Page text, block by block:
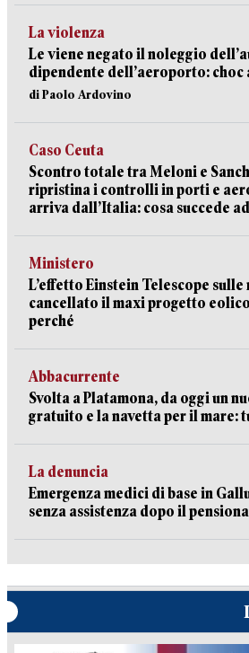
La violenza
Le viene negato il noleggio
dipendente dell’aeroporto: choc
di Paolo Ardovino
Caso Ceuta
Scontro totale tra Meloni e
ripristina i controlli in porti e
arriva dall’Italia: cosa succede
Ministero
L’effetto Einstein Telescope
cancellato il maxi progetto
perché
Abbacurrente
Svolta a Platamona, da oggi un
gratuito e la navetta per il mare:
La denuncia
Emergenza medici di base in
senza assistenza dopo il